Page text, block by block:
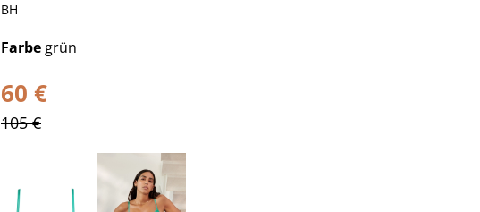
BH
Farbe grün
60 €
105 €